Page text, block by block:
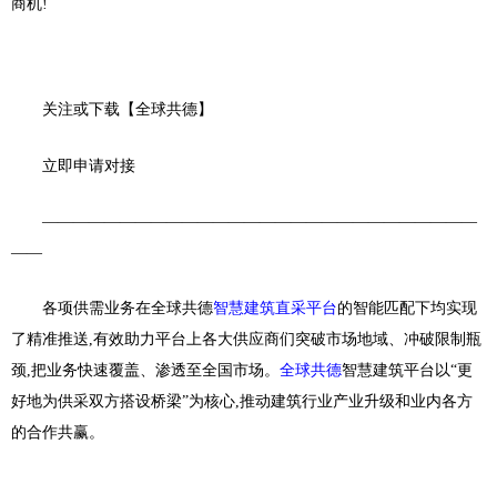
商机!
关注或下载【全球共德】
立即申请对接
————————————————————————————
——
各项供需业务在全球共德智慧建筑直采平台的智能匹配下均实现
了精准推送,有效助力平台上各大供应商们突破市场地域、冲破限制瓶
颈,把业务快速覆盖、渗透至全国市场。 全球共德智慧建筑平台以“更
好地为供采双方搭设桥梁”为核心,推动建筑行业产业升级和业内各方
的合作共赢。